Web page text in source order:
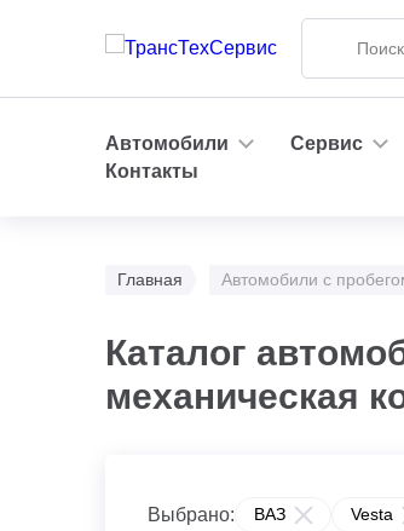
Автомобили Сервис
Контакты
Главная Автомобили с
Каталог
механическая
Выбрано: ВАЗ Vesta